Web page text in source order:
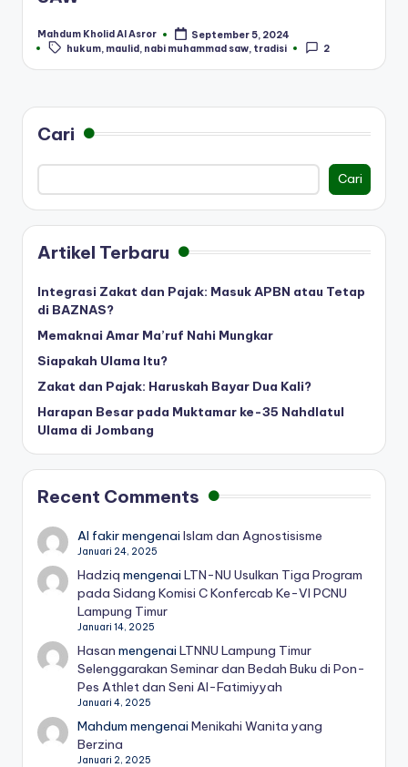
Posted
by
Mahdum Kholid Al Asror September 5, 2024
Tags:
hukum, maulid, nabi muhammad saw, tradisi 2
Cari
Cari
Artikel Terbaru
Integrasi Zakat dan Pajak: Masuk APBN atau Tetap
di BAZNAS?
Memaknai Amar Ma’ruf Nahi Mungkar
Siapakah Ulama Itu?
Zakat dan Pajak: Haruskah Bayar Dua Kali?
Harapan Besar pada Muktamar ke-35 Nahdlatul
Ulama di Jombang
Recent Comments
Al fakirmengenaiIslam dan Agnostisisme
Januari 24, 2025
Hadziq mengenaiLTN-NU Usulkan Tiga Program
pada Sidang Komisi C Konfercab Ke-VI PCNU
Lampung Timur
Januari 14, 2025
Hasan mengenaiLTNNU Lampung Timur
Selenggarakan Seminar dan Bedah Buku di Pon-
Pes Athlet dan Seni Al-Fatimiyyah
Januari 4, 2025
Mahdum mengenaiMenikahi Wanita yang
Berzina
Januari 2, 2025